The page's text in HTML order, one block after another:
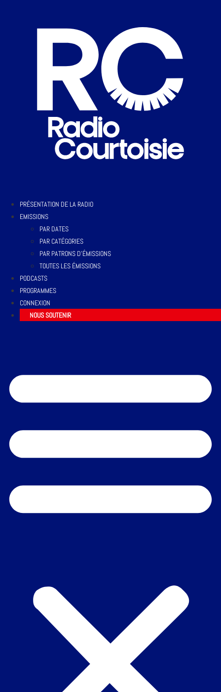
PRÉSENTATION DE LA RADIO
EMISSIONS
PAR DATES
PAR CATÉGORIES
PAR PATRONS D’ÉMISSIONS
TOUTES LES ÉMISSIONS
PODCASTS
PROGRAMMES
CONNEXION
NOUS SOUTENIR